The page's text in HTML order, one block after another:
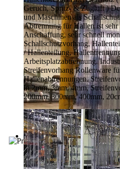
Geruch, Spritz- & Zugluft )
und Maschinen als
Abtrennung für Hallen ist
Anschaffung, sehr schnell
Schallschutzvorhang,
/Hallenteilung,
Arbeitsplatzabtrennung.
Streifenvorhang Rollenware
Hallenabtrennungen.
in 2mm, 3mm, 4mm,
200mm, 300mm, 400mm,